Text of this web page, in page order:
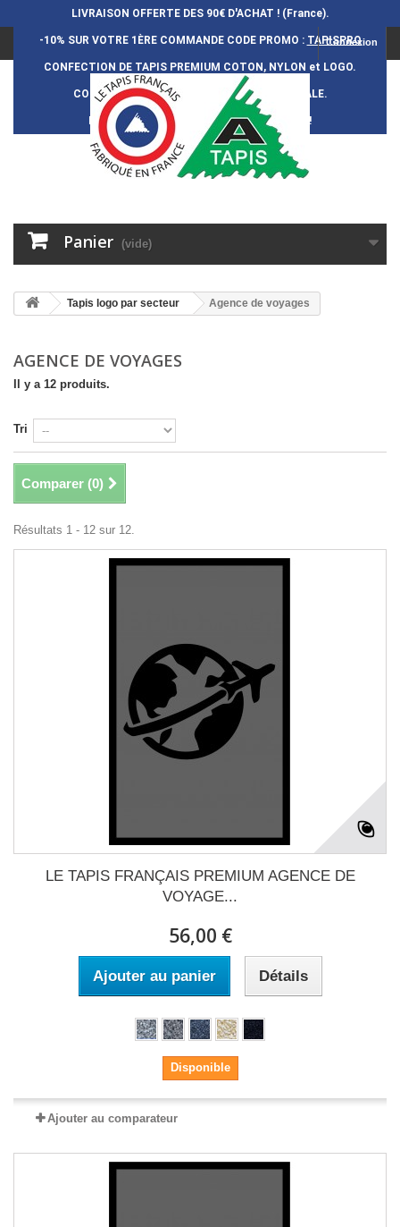
LIVRAISON OFFERTE DES 90€ D'ACHAT ! (France).
-10% SUR VOTRE 1ÈRE COMMANDECODE PROMO : TAPISPRO
CONFECTION DE TAPIS PREMIUM COTON, NYLON et LOGO.
CONFECTION FRANÇ AISE et 100% ARTISANALE.
DURÉE DE VIE DES TAPIS : 5 ANS ENVIRON !
Connexion
Panier (vide)
Tapis logo par secteur Agence de voyages
AGENCE DE VOYAGES
Il y a 12 produits.
Tri
Comparer (0)
Résultats 1 - 12 sur 12.
LE TAPIS FRANÇAIS PREMIUM AGENCE DE
VOYAGE...
56,00 €
Ajouter au panier Détails
Disponible
Ajouter au comparateur